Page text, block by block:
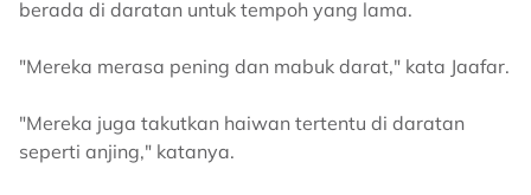
berada di daratan untuk tempoh yang lama.
"Mereka merasa pening dan mabuk darat," kata Jaafar.
"Mereka juga takutkan haiwan tertentu di daratan
seperti anjing," katanya.